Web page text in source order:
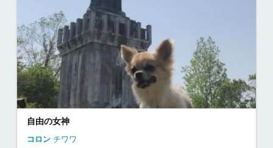
自由の女神
コロン チワワ